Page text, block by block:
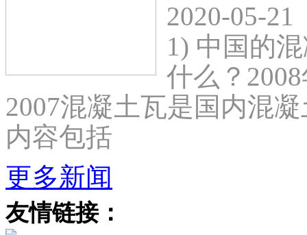
2020-05-21
1) 中国的
什么？
2007混凝土瓦是国内混
内容包括
更多新闻
友情链接：